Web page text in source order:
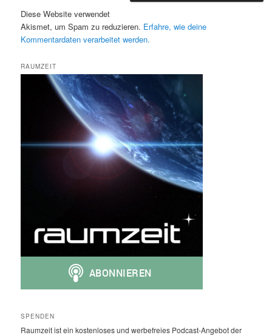
Diese Website verwendet
Akismet, um Spam zu reduzieren. Erfahre, wie deine
Kommentardaten verarbeitet werden.
RAUMZEIT
SPENDEN
Raumzeit ist ein kostenloses und werbefreies Podcast-Angebot der